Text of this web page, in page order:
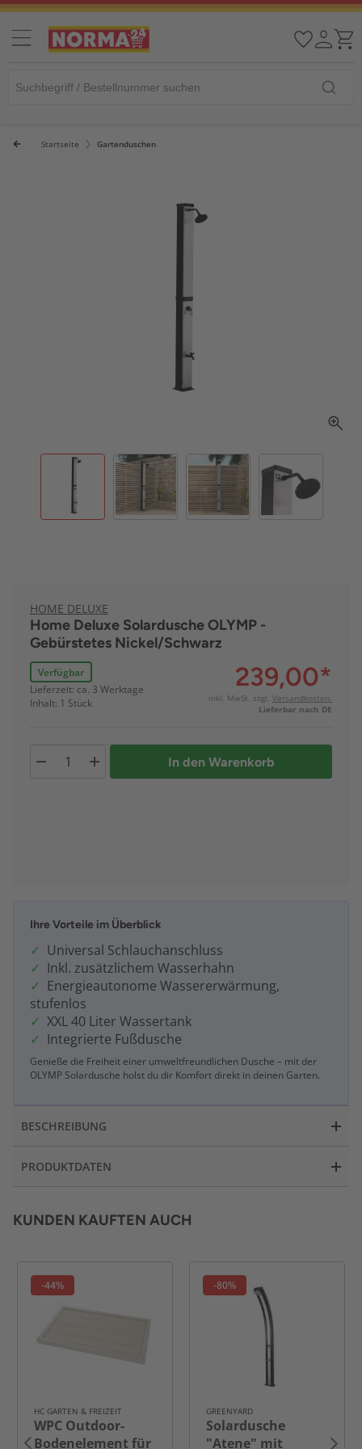
Startseite Gartenduschen
HOME DELUXE
Home Deluxe Solardusche OLYMP -
Gebürstetes Nickel/Schwarz
Verfügbar
Lieferzeit: ca. 3 Werktage
Inhalt: 1 Stück
239,00*
inkl. MwSt. zzgl. Versandkosten:
Lieferbar nach DE
In den Warenkorb
Ihre Vorteile im Überblick
Universal Schlauchanschluss
Inkl. zusätzlichem Wasserhahn
Energieautonome Wassererwärmung,
stufenlos
XXL 40 Liter Wassertank
Integrierte Fußdusche
Genieße die Freiheit einer umweltfreundlichen Dusche – mit der
OLYMP Solardusche holst du dir Komfort direkt in deinen Garten.
BESCHREIBUNG
PRODUKTDATEN
KUNDEN KAUFTEN AUCH
-44%
HC GARTEN & FREIZEIT
WPC Outdoor-
Bodenelement für
-80%
GREENYARD
Solardusche
"Atene" mit